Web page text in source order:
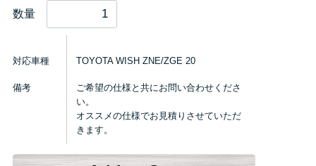
数量
対応車種 TOYOTA WISH ZNE/ZGE 20
備考
ご希望の仕様と共にお問い合わせくださ
い。
オススメの仕様でお見積りさせていただ
きます。